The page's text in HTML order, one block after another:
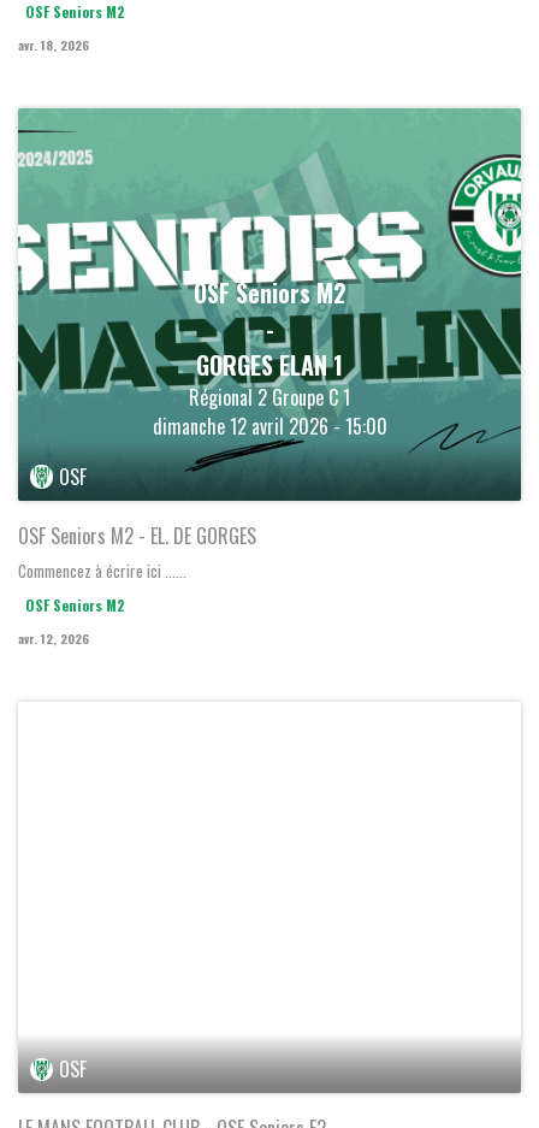
OSF Seniors M2
avr. 18, 2026
OSF Seniors M2
-
GORGES ELAN 1
Régional 2 Groupe C 1
dimanche 12 avril 2026 - 15:00
OSF
OSF Seniors M2 - EL. DE GORGES
Commencez à écrire ici ......
OSF Seniors M2
avr. 12, 2026
OSF